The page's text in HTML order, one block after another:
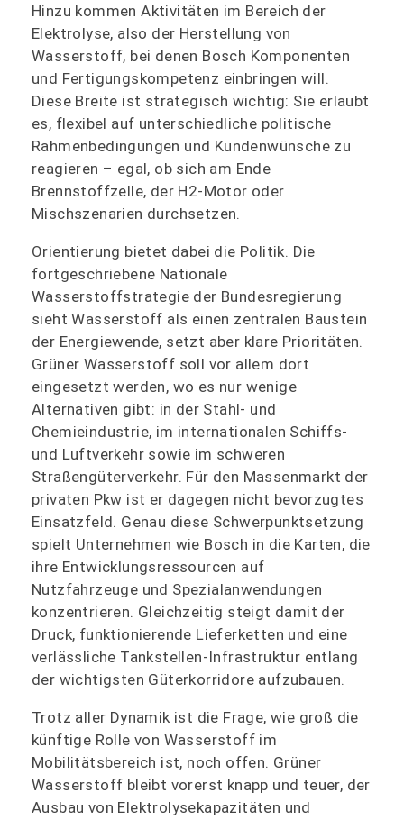
Hinzu kommen Aktivitäten im Bereich der
Elektrolyse, also der Herstellung von
Wasserstoff, bei denen Bosch Komponenten
und Fertigungskompetenz einbringen will.
Diese Breite ist strategisch wichtig: Sie erlaubt
es, flexibel auf unterschiedliche politische
Rahmenbedingungen und Kundenwünsche zu
reagieren – egal, ob sich am Ende
Brennstoffzelle, der H2-Motor oder
Mischszenarien durchsetzen.
Orientierung bietet dabei die Politik. Die
fortgeschriebene Nationale
Wasserstoffstrategie der Bundesregierung
sieht Wasserstoff als einen zentralen Baustein
der Energiewende, setzt aber klare Prioritäten.
Grüner Wasserstoff soll vor allem dort
eingesetzt werden, wo es nur wenige
Alternativen gibt: in der Stahl- und
Chemieindustrie, im internationalen Schiffs-
und Luftverkehr sowie im schweren
Straßengüterverkehr. Für den Massenmarkt der
privaten Pkw ist er dagegen nicht bevorzugtes
Einsatzfeld. Genau diese Schwerpunktsetzung
spielt Unternehmen wie Bosch in die Karten, die
ihre Entwicklungsressourcen auf
Nutzfahrzeuge und Spezialanwendungen
konzentrieren. Gleichzeitig steigt damit der
Druck, funktionierende Lieferketten und eine
verlässliche Tankstellen-Infrastruktur entlang
der wichtigsten Güterkorridore aufzubauen.
Trotz aller Dynamik ist die Frage, wie groß die
künftige Rolle von Wasserstoff im
Mobilitätsbereich ist, noch offen. Grüner
Wasserstoff bleibt vorerst knapp und teuer, der
Ausbau von Elektrolysekapazitäten und